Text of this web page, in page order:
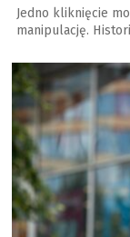
Jedno kliknięcie
manipulację.
a